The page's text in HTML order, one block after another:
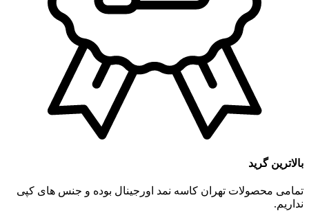
بالاترین گرید
تمامی محصولات تهران کاسه نمد اورجینال بوده و جنس های کپی
نداریم.